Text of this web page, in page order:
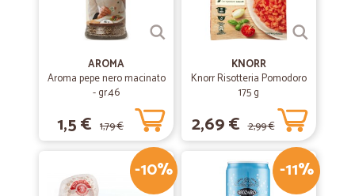
AROMA
Aroma pepe nero macinato
- gr.46
1,5 € 1,79 €
KNORR
Knorr Risotteria Pomodoro
175 g
2,69 € 2,99 €
-10% -11%